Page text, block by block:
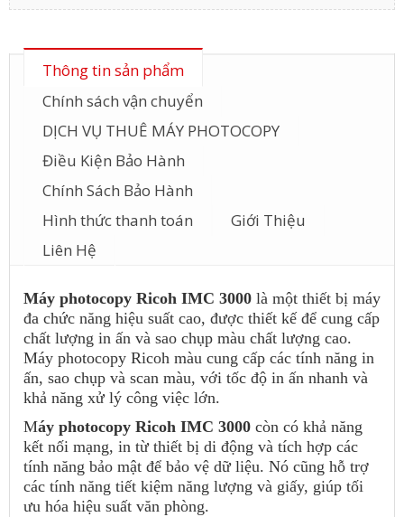
Thông tin sản phẩm
Chính sách vận chuyển
DỊCH VỤ THUÊ MÁY PHOTOCOPY
Điều Kiện Bảo Hành
Chính Sách Bảo Hành
Hình thức thanh toán
Giới Thiệu
Liên Hệ
Máy photocopy Ricoh IMC 3000 là một thiết bị máy
đa chức năng hiệu suất cao, được thiết kế để cung cấp
chất lượng in ấn và sao chụp màu chất lượng cao.
Máy photocopy Ricoh màu cung cấp các tính năng in
ấn, sao chụp và scan màu, với tốc độ in ấn nhanh và
khả năng xử lý công việc lớn.
Máy photocopy Ricoh IMC 3000 còn có khả năng
kết nối mạng, in từ thiết bị di động và tích hợp các
tính năng bảo mật để bảo vệ dữ liệu. Nó cũng hỗ trợ
các tính năng tiết kiệm năng lượng và giấy, giúp tối
ưu hóa hiệu suất văn phòng.